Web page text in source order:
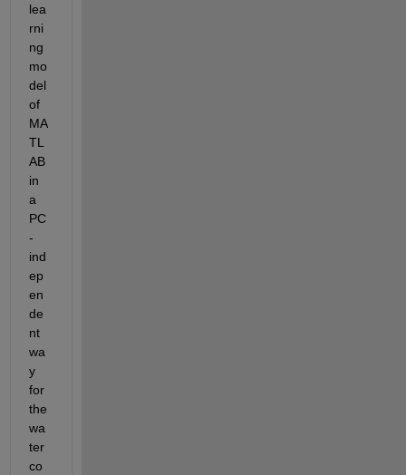
lea
rni
ng
mo
del
of
MA
TL
AB
in
a
PC
-
ind
ep
en
de
nt
wa
y
for
the
wa
ter
co